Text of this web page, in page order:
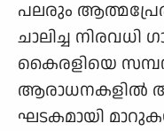
പലരും
ചാലിച്ച
കൈരളിയെ
ആരാധനകളിൽ
ഘടകമായി